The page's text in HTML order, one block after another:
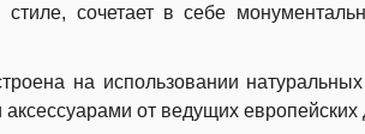
сочетает в себе
на использовании
от ведущих